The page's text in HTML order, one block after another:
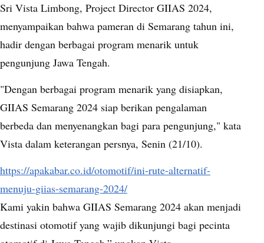
Sri Vista Limbong, Project Director GIIAS 2024,
menyampaikan bahwa pameran di Semarang tahun ini,
hadir dengan berbagai program menarik untuk
pengunjung Jawa Tengah.
"Dengan berbagai program menarik yang disiapkan,
GIIAS Semarang 2024 siap berikan pengalaman
berbeda dan menyenangkan bagi para pengunjung," kata
Vista dalam keterangan persnya, Senin (21/10).
https://apakabar.co.id/otomotif/ini-rute-alternatif-
menuju-giias-semarang-2024/
Kami yakin bahwa GIIAS Semarang 2024 akan menjadi
destinasi otomotif yang wajib dikunjungi bagi pecinta